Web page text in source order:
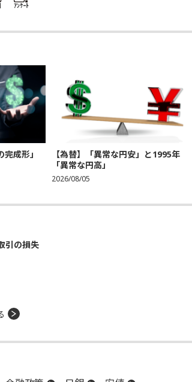
ｱﾝｹｰﾄ
成形」
【為替】「異常な円安」と1995年
「異常な円高」
2026/08/05
引の損失